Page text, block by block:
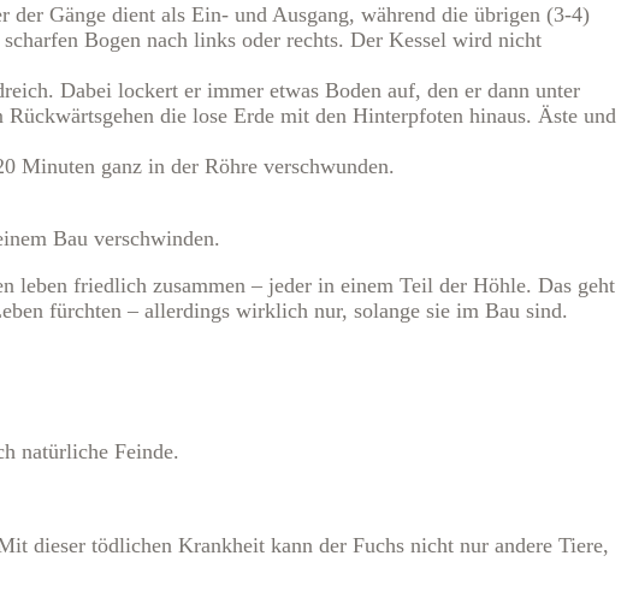
der Gänge dient als Ein- und Ausgang, während die übrigen (3-4)
Bogen nach links oder rechts. Der Kessel wird nicht
Dabei lockert er immer etwas Boden auf, den er dann unter
die lose Erde mit den Hinterpfoten hinaus. Äste und
Minuten ganz in der Röhre verschwunden.
Bau verschwinden.
leben friedlich zusammen – jeder in einem Teil der Höhle. Das geht
fürchten – allerdings wirklich nur, solange sie im Bau sind.
natürliche Feinde.
dieser tödlichen Krankheit kann der Fuchs nicht nur andere Tiere,